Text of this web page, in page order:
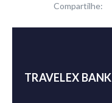
Compartilhe:
TRAVELEX BANK